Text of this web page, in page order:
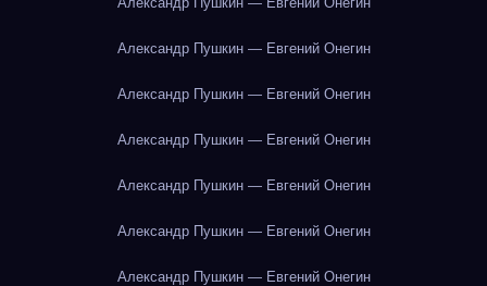
Александр Пушкин — Евгений Онегин
Александр Пушкин — Евгений Онегин
Александр Пушкин — Евгений Онегин
Александр Пушкин — Евгений Онегин
Александр Пушкин — Евгений Онегин
Александр Пушкин — Евгений Онегин